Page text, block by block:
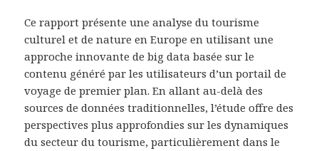
Ce rapport présente une analyse du tourisme
culturel et de nature en Europe en utilisant une
approche innovante de big data basée sur le
contenu généré par les utilisateurs d’un portail de
voyage de premier plan. En allant au-delà des
sources de données traditionnelles, l’étude offre des
perspectives plus approfondies sur les dynamiques
du secteur du tourisme, particulièrement dans le